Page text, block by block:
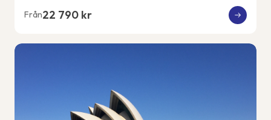
Från22 790 kr